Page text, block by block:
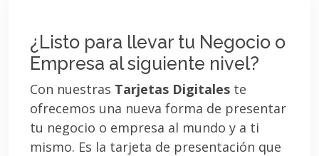
¿Listo para llevar tu Negocio o
Empresa al siguiente nivel?
Con nuestras Tarjetas Digitales te
ofrecemos una nueva forma de presentar
tu negocio o empresa al mundo y a ti
mismo. Es la tarjeta de presentación que